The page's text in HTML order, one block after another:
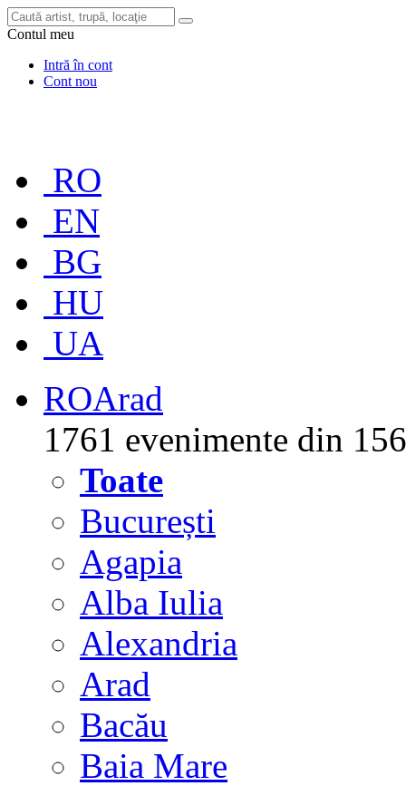
Contul meu
Intră în cont
Cont nou
RO
EN
BG
HU
UA
ROArad
1761 evenimente din
Toate
București
Agapia
Alba Iulia
Alexandria
Arad
Bacău
Baia Mare